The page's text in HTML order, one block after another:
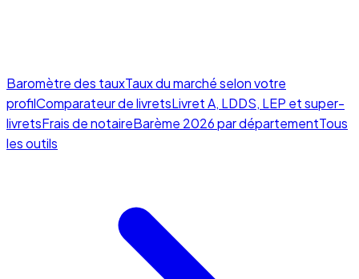
Baromètre des tauxTaux du marché selon votre
profilComparateur de livretsLivret A, LDDS, LEP et super-
livretsFrais de notaireBarème 2026 par départementTous
les outils